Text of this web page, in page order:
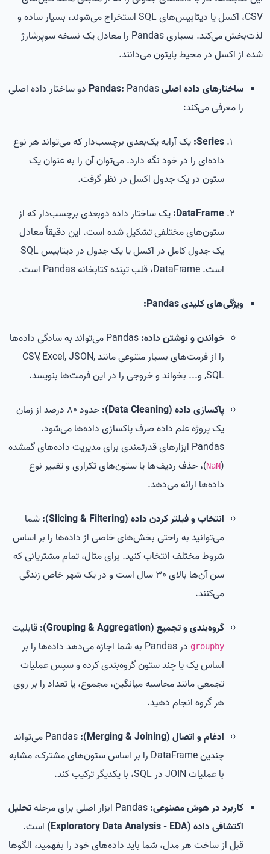
CSV، اکسل یا دیتابیس‌های SQL استخراج می‌شوند، بسیار ساده و
لذت‌بخش می‌کند. بسیاری Pandas را معادل یک نسخه سوپرشارژ
شده از اکسل در محیط پایتون می‌دانند.
ساختارهای داده اصلی Pandas:
Pandas دو ساختار داده اصلی
را معرفی می‌کند:
Series: یک آرایه یک‌بعدی برچسب‌دار که می‌تواند هر نوع
داده‌ای را در خود نگه دارد. می‌توان آن را به عنوان یک
ستون در یک جدول اکسل در نظر گرفت.
DataFrame: یک ساختار داده دوبعدی برچسب‌دار که از
ستون‌های مختلفی تشکیل شده است. این دقیقاً معادل
یک جدول کامل در اکسل یا یک جدول در دیتابیس SQL
است. DataFrame، قلب تپنده کتابخانه Pandas است.
ویژگی‌های کلیدی Pandas:
خواندن و نوشتن داده:
Pandas می‌تواند به سادگی داده‌ها
را از فرمت‌های بسیار متنوعی مانند CSV, Excel, JSON,
SQL, و... بخواند و خروجی را در این فرمت‌ها بنویسد.
پاکسازی داده (Data Cleaning):
حدود 80 درصد از زمان
یک پروژه علم داده صرف پاکسازی داده‌ها می‌شود.
Pandas ابزارهای قدرتمندی برای مدیریت داده‌های گمشده
(
NaN)، حذف ردیف‌ها یا ستون‌های تکراری و تغییر نوع
داده‌ها ارائه می‌دهد.
انتخاب و فیلتر کردن داده (Slicing & Filtering):
شما
می‌توانید به راحتی بخش‌های خاصی از داده‌ها را بر اساس
شروط مختلف انتخاب کنید. برای مثال، تمام مشتریانی که
سن آن‌ها بالای 30 سال است و در یک شهر خاص زندگی
می‌کنند.
گروه‌بندی و تجميع (Grouping & Aggregation): قابلیت
groupby
در Pandas به شما اجازه می‌دهد داده‌ها را بر
اساس یک یا چند ستون گروه‌بندی کرده و سپس عملیات
تجمعی مانند محاسبه میانگین، مجموع، یا تعداد را بر روی
هر گروه انجام دهید.
ادغام و اتصال (Merging & Joining):
Pandas می‌تواند
چندین DataFrame را بر اساس ستون‌های مشترک، مشابه
با عملیات JOIN در SQL، با یکدیگر ترکیب کند.
کاربرد در هوش مصنوعی:
تحلیل
اکتشافی داده (Exploratory Data Analysis - EDA)
است.
قبل از ساخت هر مدل، شما باید داده‌های خود را بفهمید، الگوها